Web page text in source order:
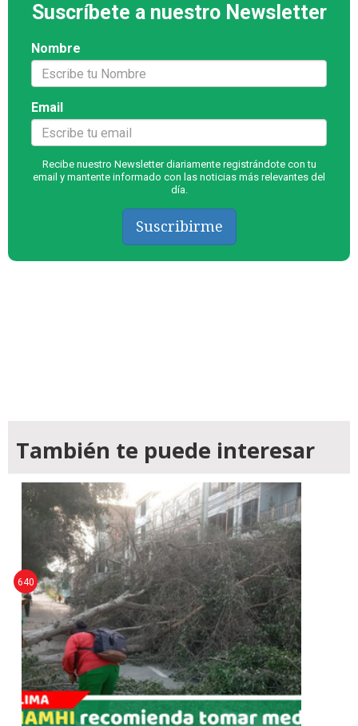
Suscríbete a nuestro Newsletter
Nombre
Email
Recibe nuestro Newsletter diariamente registrándote con tu
email y mantente informado con las noticias más relevantes del
día.
Suscribirme
También te puede interesar
640